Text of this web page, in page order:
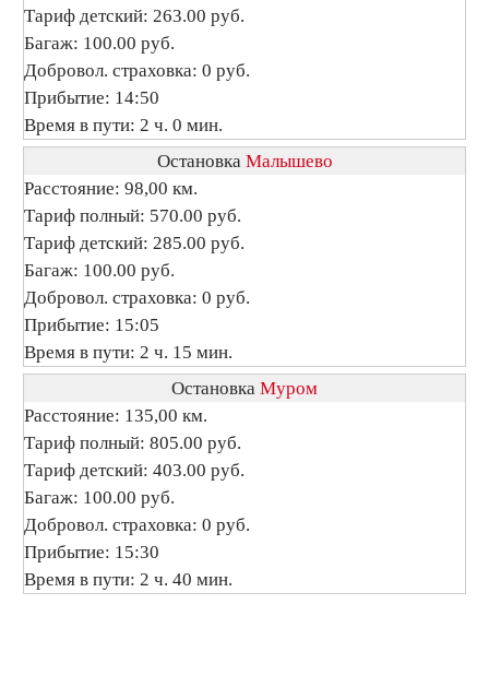
Тариф детский: 263.00 руб.
Багаж: 100.00 руб.
Добровол. страховка: 0 руб.
Прибытие: 14:50
Время в пути: 2 ч. 0 мин.
Остановка Малышево
Расстояние: 98,00 км.
Тариф полный: 570.00 руб.
Тариф детский: 285.00 руб.
Багаж: 100.00 руб.
Добровол. страховка: 0 руб.
Прибытие: 15:05
Время в пути: 2 ч. 15 мин.
Остановка Муром
Расстояние: 135,00 км.
Тариф полный: 805.00 руб.
Тариф детский: 403.00 руб.
Багаж: 100.00 руб.
Добровол. страховка: 0 руб.
Прибытие: 15:30
Время в пути: 2 ч. 40 мин.